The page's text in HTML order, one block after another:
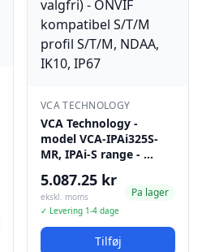
VCA TECHNOLOGY
VCA Technology -
model VCA-IPAi325S-
MR, IPAi-S range - …
5.087.25 kr
ekskl. moms
✓ Levering 1-4 dage
Pa lager
Tilføj